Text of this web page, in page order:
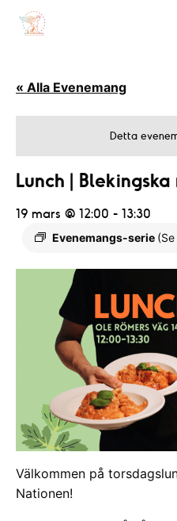
« Alla Evenemang
Detta
Lunch |
19 mars @ 12:00 - 13:30
Evenemangs-serie
Välkommen på
Nationen!